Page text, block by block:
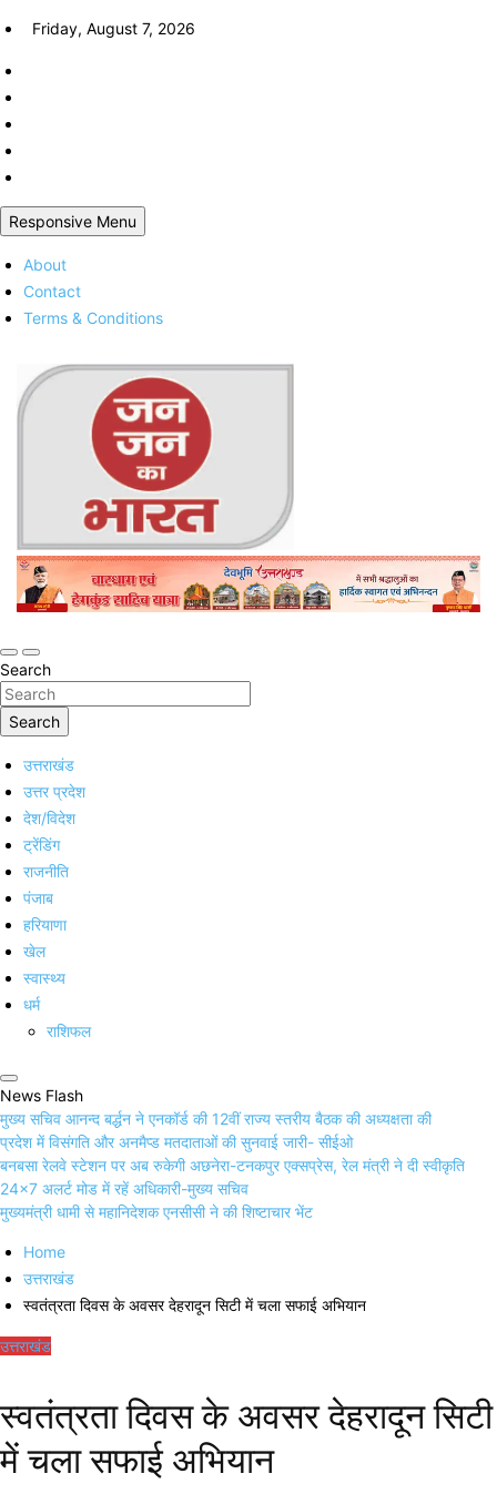
Skip
content
Friday, August 7, 2026
Responsive Menu
About
Contact
Terms & Conditions
Jan Jan Ka Bharat
Online Trending Hindi News Website
Search
Search
उत्तराखंड
उत्तर प्रदेश
देश/विदेश
ट्रेंडिंग
राजनीति
पंजाब
हरियाणा
खेल
स्वास्थ्य
धर्म
राशिफल
News Flash
मुख्य सचिव आनन्द बर्द्धन ने एनकॉर्ड की 12वीं राज्य स्तरीय बैठक की अध्यक्षता की
प्रदेश में विसंगति और अनमैप्ड मतदाताओं की सुनवाई जारी- सीईओ
बनबसा रेलवे स्टेशन पर अब रुकेगी अछनेरा-टनकपुर एक्सप्रेस, रेल मंत्री ने दी स्वीकृति
24×7 अलर्ट मोड में रहें अधिकारी-मुख्य सचिव
मुख्यमंत्री धामी से महानिदेशक एनसीसी ने की शिष्टाचार भेंट
Home
उत्तराखंड
स्वतंत्रता दिवस के अवसर देहरादून सिटी में चला सफाई अभियान
उत्तराखंड
स्वतंत्रता दिवस के अवसर देहरादून सिटी
में चला सफाई अभियान